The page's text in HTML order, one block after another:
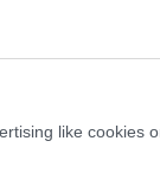
like cookies
y la
Este
sino